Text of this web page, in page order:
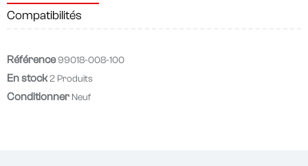
Compatibilités
Référence99018-008-100
En stock2 Produits
Conditionner Neuf